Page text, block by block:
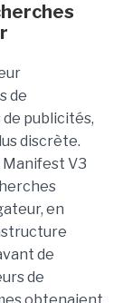
de
publicités,
discrète.
V3
en
de
de